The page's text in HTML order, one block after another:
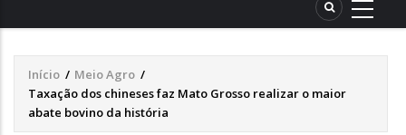
Trilha
de
Início / Meio Agro /
Taxação dos chineses faz Mato Grosso realizar o maior
abate bovino da história